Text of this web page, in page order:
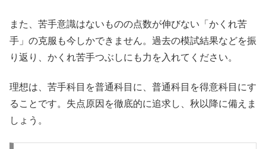
また、苦手意識はないものの点数が伸びない「かくれ苦
手」の克服も今しかできません。過去の模試結果などを振
り返り、かくれ苦手つぶしにも力を入れてください。
理想は、苦手科目を普通科目に、普通科目を得意科目にす
ることです。失点原因を徹底的に追求し、秋以降に備えま
しょう。